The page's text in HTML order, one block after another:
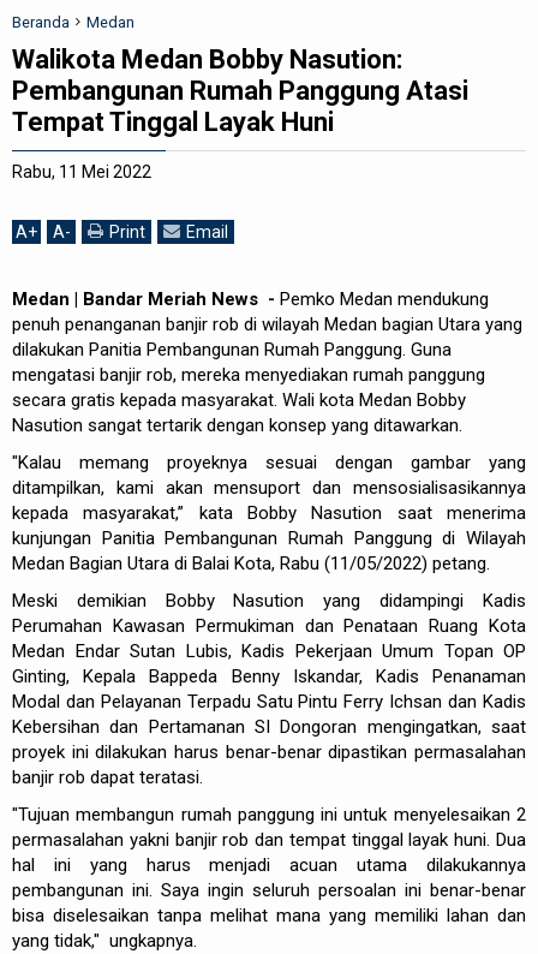
Beranda Medan
Walikota Medan Bobby Nasution:
Pembangunan Rumah Panggung Atasi
Tempat Tinggal Layak Huni
Rabu, 11 Mei 2022
A+ A- Print Email
Medan | Bandar Meriah News - Pemko Medan mendukung
penuh penanganan banjir rob di wilayah Medan bagian Utara yang
dilakukan Panitia Pembangunan Rumah Panggung. Guna
mengatasi banjir rob, mereka menyediakan rumah panggung
secara gratis kepada masyarakat. Wali kota Medan Bobby
Nasution sangat tertarik dengan konsep yang ditawarkan.
"Kalau memang proyeknya sesuai dengan gambar yang
ditampilkan, kami akan mensuport dan mensosialisasikannya
kepada masyarakat,” kata Bobby Nasution saat menerima
kunjungan Panitia Pembangunan Rumah Panggung di Wilayah
Medan Bagian Utara di Balai Kota, Rabu (11/05/2022) petang.
Meski demikian Bobby Nasution yang didampingi Kadis
Perumahan Kawasan Permukiman dan Penataan Ruang Kota
Medan Endar Sutan Lubis, Kadis Pekerjaan Umum Topan OP
Ginting, Kepala Bappeda Benny Iskandar, Kadis Penanaman
Modal dan Pelayanan Terpadu Satu Pintu Ferry Ichsan dan Kadis
Kebersihan dan Pertamanan SI Dongoran mengingatkan, saat
proyek ini dilakukan harus benar-benar dipastikan permasalahan
banjir rob dapat teratasi.
"Tujuan membangun rumah panggung ini untuk menyelesaikan 2
permasalahan yakni banjir rob dan tempat tinggal layak huni. Dua
hal ini yang harus menjadi acuan utama dilakukannya
pembangunan ini. Saya ingin seluruh persoalan ini benar-benar
bisa diselesaikan tanpa melihat mana yang memiliki lahan dan
yang tidak," ungkapnya.
REDAKSI